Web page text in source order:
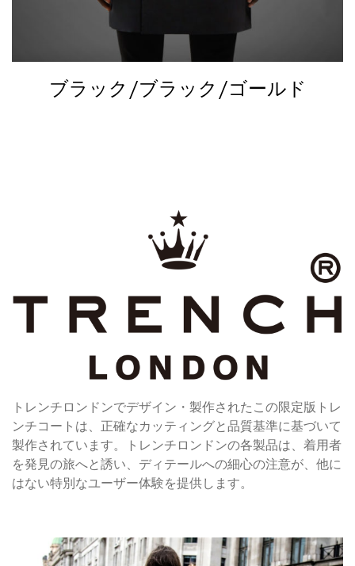
ブラック/ブラック/ゴールド
トレンチロンドンでデザイン・製作されたこの限定版トレ
ンチコートは、正確なカッティングと品質基準に基づいて
製作されています。トレンチロンドンの各製品は、着用者
を発見の旅へと誘い、ディテールへの細心の注意が、他に
はない特別なユーザー体験を提供します。